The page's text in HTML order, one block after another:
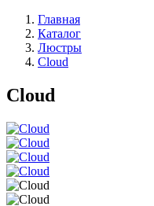
Главная
Каталог
Люстры
Cloud
Cloud